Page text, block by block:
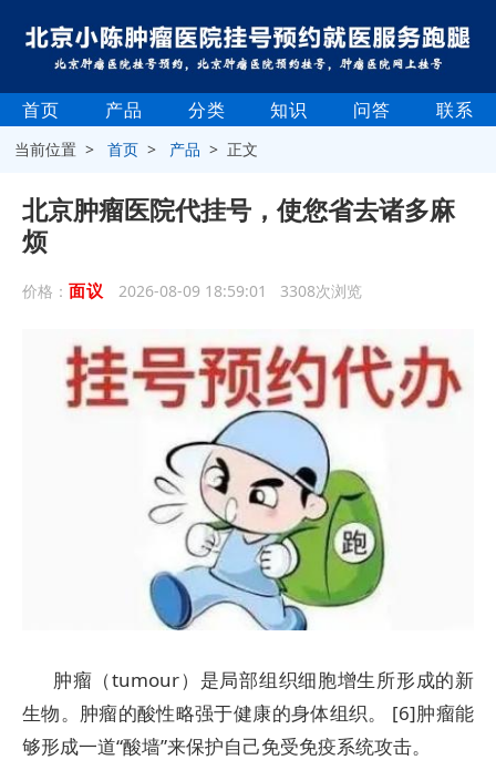
首页 产品 分类 知识 问答 联系
当前位置 >首页 > 产品 > 正文
北京肿瘤医院代挂号，使您省去诸多麻
烦
价格： 面议 2026-08-09 18:59:01 3308次浏览
肿瘤（tumour）是局部组织细胞增生所形成的新
生物。肿瘤的酸性略强于健康的身体组织。 [6]肿瘤能
够形成一道“酸墙”来保护自己免受免疫系统攻击。